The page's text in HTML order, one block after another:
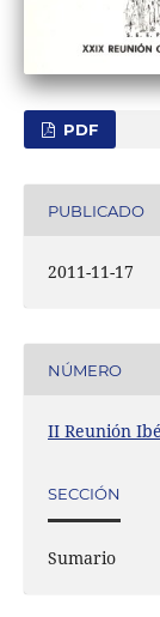
PDF
PUBLICADO
2011-11-17
NÚMERO
II Reunión
SECCIÓN
Sumario